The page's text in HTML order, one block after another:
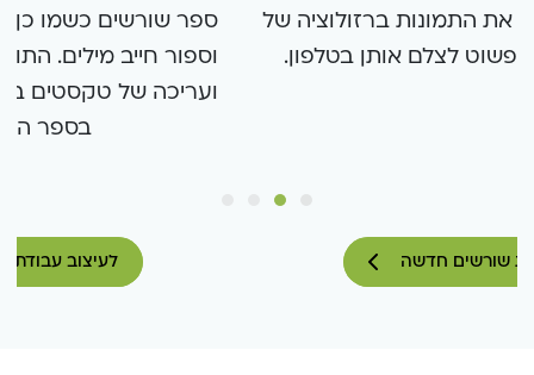
אנחנו ממליצים לסרוק את התמונות ברזולוציה של
300 DPI לפחות, או פשוט לצלם אותן בטלפון.
לעיצוב עבודת שורשים חדשה